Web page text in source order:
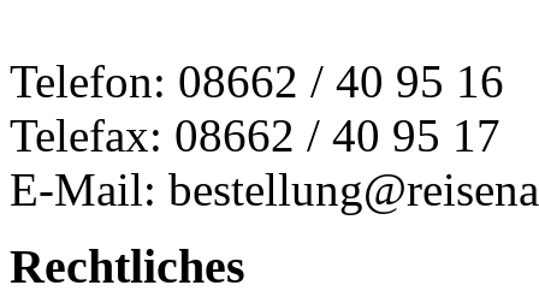
Telefon: 08662 / 40 95 16
Telefax: 08662 / 40 95 17
E-Mail:
Rechtliches